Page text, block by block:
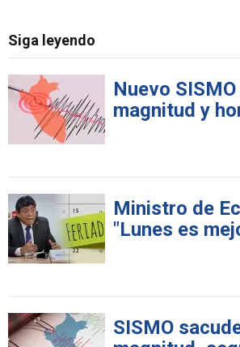
Siga leyendo
Nuevo
magnitud y
Ministro de
"Lunes es
SISMO